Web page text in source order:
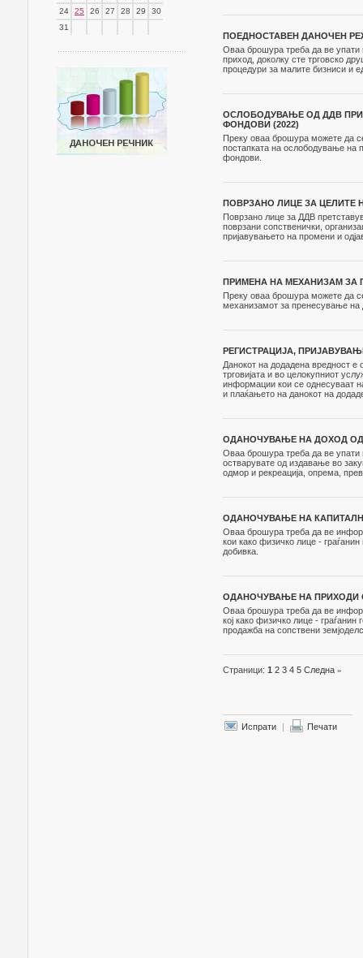
24
25 26 27 28 29
30
31
ПОЕДНОСТАВЕН ДАНОЧЕН
Оваа брошура треба да ве упати
приход, доколку сте трговско
процедури за малите бизниси и
ОСЛОБОДУВАЊЕ ОД ДДВ ПРИ
ФОНДОВИ (2022)
Преку оваа брошура можете да
постапката на ослободување на
фондови.
ПОВРЗАНО ЛИЦЕ ЗА ЦЕЛИТЕ
Поврзано лице за ДДВ
поврзани сопственички,
пријавувањето на промени и
ПРИМЕНА НА МЕХАНИЗАМ ЗА
Преку оваа брошура можете да
механизамот за пренесување на
РЕГИСТРАЦИЈА,
Данокот на додадена вредност е
трговијата и во целокупниот
информации кои се однесуваат
и плаќањето на данокот на
ОДАНОЧУВАЊЕ НА ДОХОД ОД
Оваа брошура треба да ве упати
остварувате од издавање во
одмор и рекреација, опрема,
ОДАНОЧУВАЊЕ НА
Оваа брошура треба да ве
кои како физичко лице -
добивка.
ОДАНОЧУВАЊЕ НА ПРИХОДИ
Оваа брошура треба да ве
кој како физичко лице -
продажба на сопствени
Страници: 1 2 3 4 5 Следна »
Испрати | Печати